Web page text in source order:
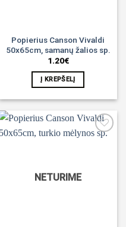
Popierius Canson Vivaldi
50x65cm, samanų žalios sp.
1.20€
Į KREPŠELĮ
NETURIME